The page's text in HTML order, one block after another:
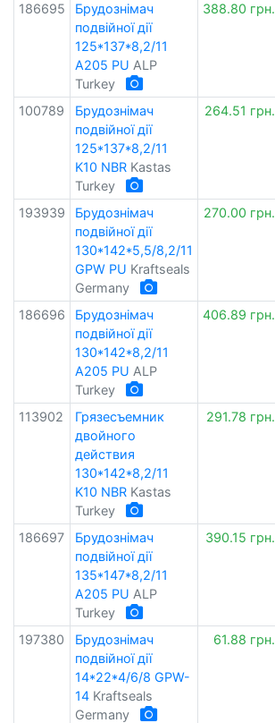
186695
Брудознімач
подвійної дії
125*137*8,2/11
A205 PU ALP
Turkey
388.80 грн.
100789
Брудознімач
подвійної дії
125*137*8,2/11
K10 NBR Kastas
Turkey
264.51 грн.
193939
Брудознімач
подвійної дії
130*142*5,5/8,2/11
GPW PU Kraftseals
Germany
270.00 грн.
186696
Брудознімач
подвійної дії
130*142*8,2/11
A205 PU ALP
Turkey
406.89 грн.
113902
Грязесъемник
двойного
действия
130*142*8,2/11
K10 NBR Kastas
Turkey
291.78 грн.
186697
Брудознімач
подвійної дії
135*147*8,2/11
A205 PU ALP
Turkey
390.15 грн.
197380
Брудознімач
подвійної дії
14*22*4/6/8 GPW-
14 Kraftseals
Germany
61.88 грн.